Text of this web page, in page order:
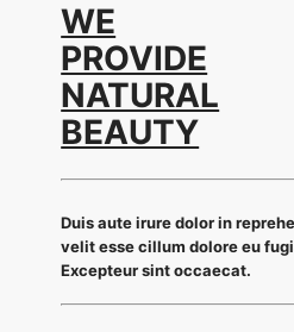
WE
PROVIDE
NATURAL
BEAUTY
Duis aute irure dolor in
velit esse cillum dolore eu
Excepteur sint occaecat.